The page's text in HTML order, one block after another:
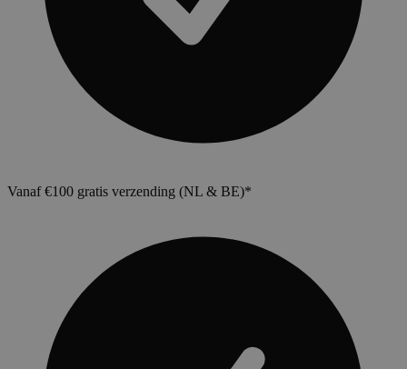
Vanaf €100 gratis verzending (NL & BE)*